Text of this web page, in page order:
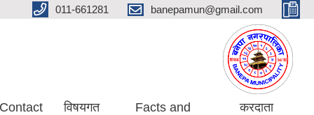
011-661281 banepamun@gmail.com
Contact विषयगत Facts and करदाता